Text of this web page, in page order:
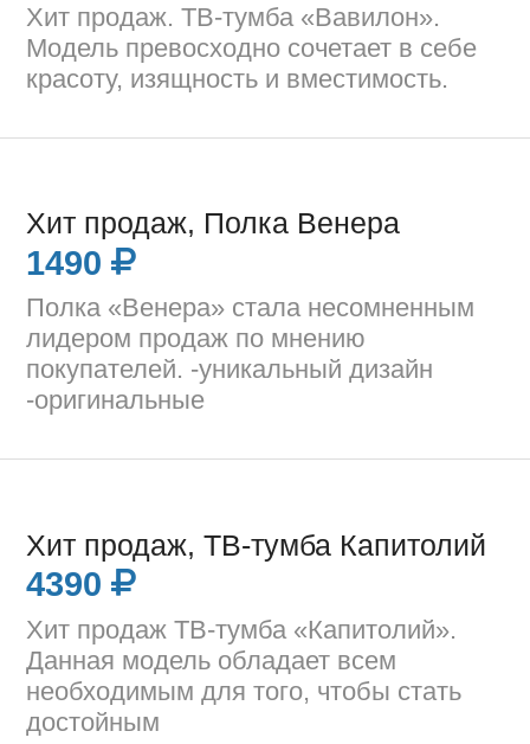
Хит продаж. ТВ-тумба «Вавилон».
Модель превосходно сочетает в себе
красоту, изящность и вместимость.
Хит продаж, Полка Венера
1490
Полка «Венера» стала несомненным
лидером продаж по мнению
покупателей. -уникальный дизайн
-оригинальные
Хит продаж, ТВ-тумба Капитолий
4390
Хит продаж ТВ-тумба «Капитолий».
Данная модель обладает всем
необходимым для того, чтобы стать
достойным